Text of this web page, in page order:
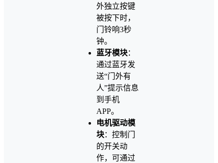
外独立按键
被按下时，
门铃响3秒
钟。
蓝牙模块：
通过蓝牙发
送“门外有
人”提示信息
到手机
APP。
电机驱动模
块：控制门
的开关动
作，可通过